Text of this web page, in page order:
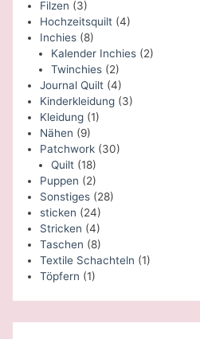
Filzen (3)
Hochzeitsquilt(4)
Inchies(8)
Kalender Inchies(2)
Twinchies(2)
Journal Quilt(4)
Kinderkleidung(3)
Kleidung(1)
Nähen (9)
Patchwork(30)
Quilt(18)
Puppen (2)
Sonstiges(28)
sticken (24)
Stricken (4)
Taschen (8)
Textile Schachteln (1)
Töpfern (1)